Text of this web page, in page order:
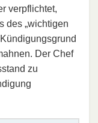
verpflichtet,
des „wichtigen
Der Chef
zu